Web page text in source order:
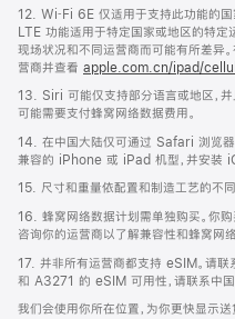
12. Wi‑Fi 6E 仅适用于支持此功能的国
LTE 功能适用于特定国家或地区的特定
现场状况和不同运营商而可能有所差异
营商并查看 apple.com.cn/ipad/
13. Siri 可能仅支持部分语言或地区，并
可能需要支付蜂窝网络数据费用。
14. 在中国大陆仅可通过 Safari 浏览
兼容的 iPhone 或 iPad 机型，并安装
15. 尺寸和重量依配置和制造工艺的不同
16. 蜂窝网络数据计划需单独购买。你
咨询你的运营商以了解兼容性和蜂窝网
17. 并非所有运营商都支持 eSIM。请
和 A3271 的 eSIM 可用性，请联系中国
我们会使用你所在位置，为你更快显示